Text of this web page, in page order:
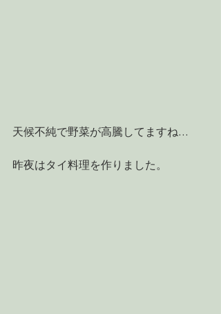
天候不純で野菜が高騰してますね…
昨夜はタイ料理を作りました。